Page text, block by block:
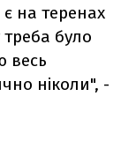
на теренах
було
весь
ніколи", -